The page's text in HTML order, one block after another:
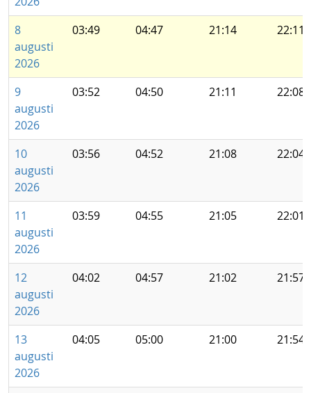
8
augusti
2026
03:49 04:47 21:14 22:11
9
augusti
2026
03:52 04:50 21:11 22:08
10
augusti
2026
03:56 04:52 21:08 22:04
11
augusti
2026
03:59 04:55 21:05 22:01
12
augusti
2026
04:02 04:57 21:02 21:57
13
augusti
2026
04:05 05:00 21:00 21:54